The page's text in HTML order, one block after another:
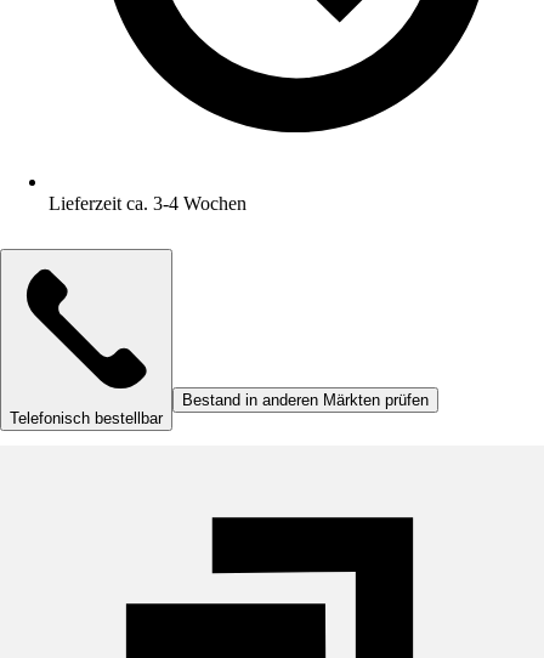
Lieferzeit ca. 3-4 Wochen
Telefonisch bestellbar
Bestand in anderen Märkten prüfen